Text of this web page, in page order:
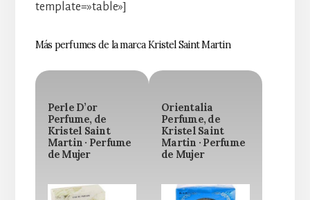
template=»table»]
Más perfumes de la marca Kristel Saint Martin
Perle D’or
Perfume, de
Kristel Saint
Martin · Perfume
de Mujer
Orientalia
Perfume, de
Kristel Saint
Martin · Perfume
de Mujer